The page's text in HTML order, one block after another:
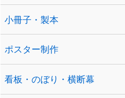
小冊子・製本
ポスター制作
看板・のぼり・横断幕